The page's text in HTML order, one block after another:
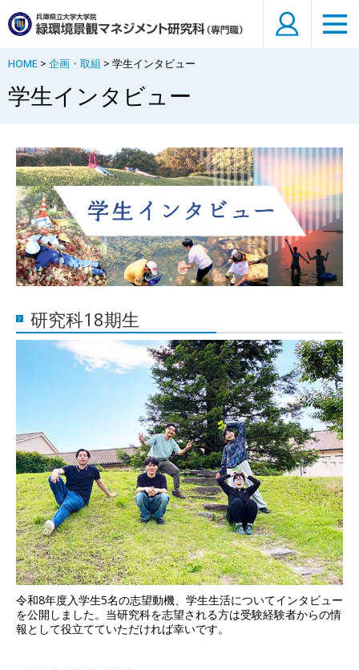
HOME > 企画・取組 > 学生インタビュー
学生インタビュー
研究科18期生
令和8年度入学生5名の志望動機、学生生活についてインタビュー
を公開しました。当研究科を志望される方は受験経験者からの情
報として役立てていただければ幸いです。